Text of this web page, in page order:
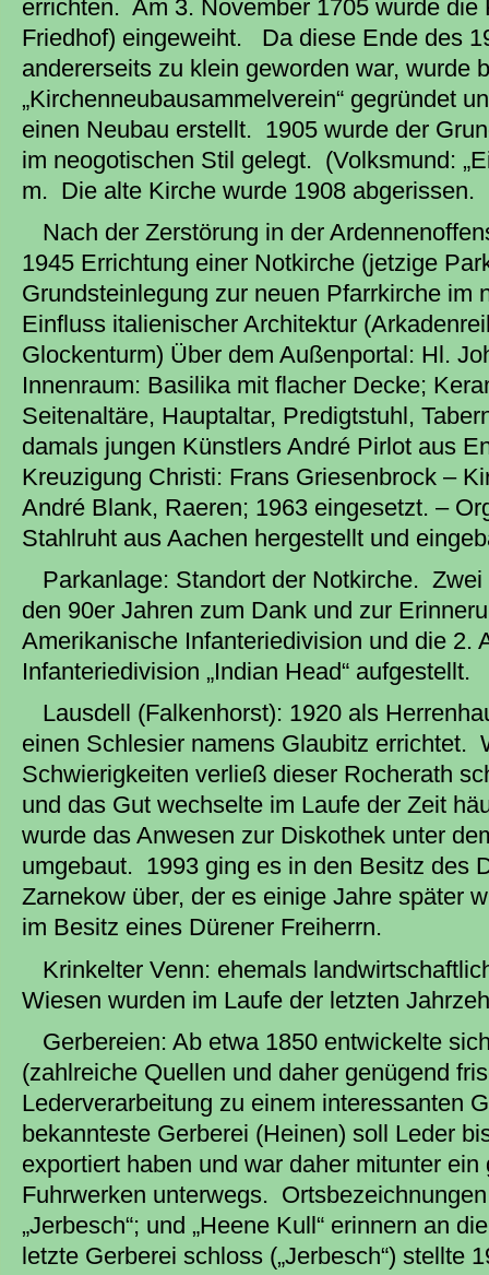
errichten. Am 3. November 1705 wurde die
Friedhof) eingeweiht. Da diese Ende des
andererseits zu klein geworden war, wurde
„Kirchenneubausammelverein“ gegründet
einen Neubau erstellt. 1905 wurde der
im neogotischen Stil gelegt. (Volksmund:
m. Die alte Kirche wurde 1908 abgerissen.
Nach der Zerstörung in der
1945 Errichtung einer Notkirche (jetzige
Grundsteinlegung zur neuen Pfarrkirche im
Einfluss italienischer Architektur
Glockenturm) Über dem Außenportal: Hl.
Innenraum: Basilika mit flacher Decke;
Seitenaltäre, Hauptaltar, Predigtstuhl,
damals jungen Künstlers André Pirlot aus
Kreuzigung Christi: Frans Griesenbrock –
André Blank, Raeren; 1963 eingesetzt. –
Stahlruht aus Aachen hergestellt und
Parkanlage: Standort der Notkirche.
den 90er Jahren zum Dank und zur
Amerikanische Infanteriedivision und die 2.
Infanteriedivision „Indian Head“ aufgestellt.
Lausdell (Falkenhorst): 1920 als
einen Schlesier namens Glaubitz errichtet.
Schwierigkeiten verließ dieser Rocherath
und das Gut wechselte im Laufe der Zeit
wurde das Anwesen zur Diskothek unter
umgebaut. 1993 ging es in den Besitz des
Zarnekow über, der es einige Jahre später
im Besitz eines Dürener Freiherrn.
Krinkelter Venn: ehemals
Wiesen wurden im Laufe der letzten
Gerbereien: Ab etwa 1850 entwickelte
(zahlreiche Quellen und daher genügend
Lederverarbeitung zu einem interessanten
bekannteste Gerberei (Heinen) soll Leder
exportiert haben und war daher mitunter ein
Fuhrwerken unterwegs. Ortsbezeichnungen
„Jerbesch“; und „Heene Kull“ erinnern an
letzte Gerberei schloss („Jerbesch“) stellte